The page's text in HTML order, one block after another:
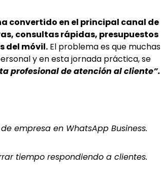
convertido en el principal canal de
consultas rápidas, presupuestos
del móvil. El problema es que muchas
y en esta jornada práctica, se
profesional de atención al cliente”.
empresa en WhatsApp Business.
tiempo respondiendo a clientes.